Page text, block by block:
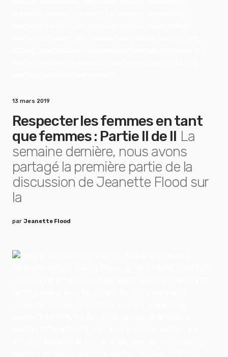
13 mars 2019
Respecter les femmes en tant
que femmes : Partie II de II La
semaine dernière, nous avons
partagé la première partie de la
discussion de Jeanette Flood sur
la
par Jeanette Flood